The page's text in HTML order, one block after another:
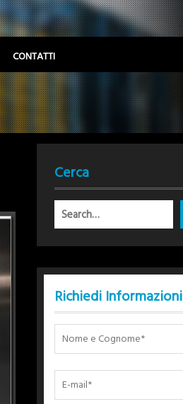
CONTATTI
Cerca
Richiedi Informazioni